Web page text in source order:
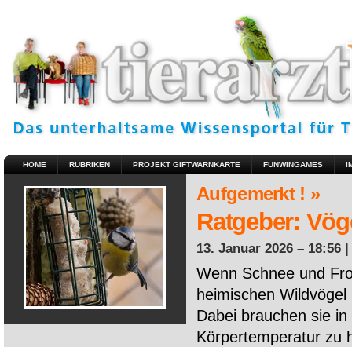
HOME RUBRIKEN PROJEKT GIFTWARNKARTE FUNWINGAMES
Aufgemerkt ! »
Ratgeber:
13. Januar 2026 – 18:56 |
Wenn Schnee und
heimischen
Dabei brauchen sie
Körpertemperatur zu